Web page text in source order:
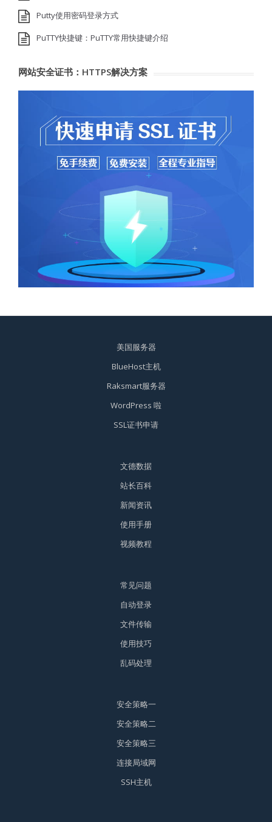
Putty使用密码登录方式
PuTTY快捷键：PuTTY常用快捷键介绍
网站安全证书：HTTPS解决方案
美国服务器
BlueHost主机
Raksmart服务器
WordPress 啦
SSL证书申请
文德数据
站长百科
新闻资讯
使用手册
视频教程
常见问题
自动登录
文件传输
使用技巧
乱码处理
安全策略一
安全策略二
安全策略三
连接局域网
SSH主机